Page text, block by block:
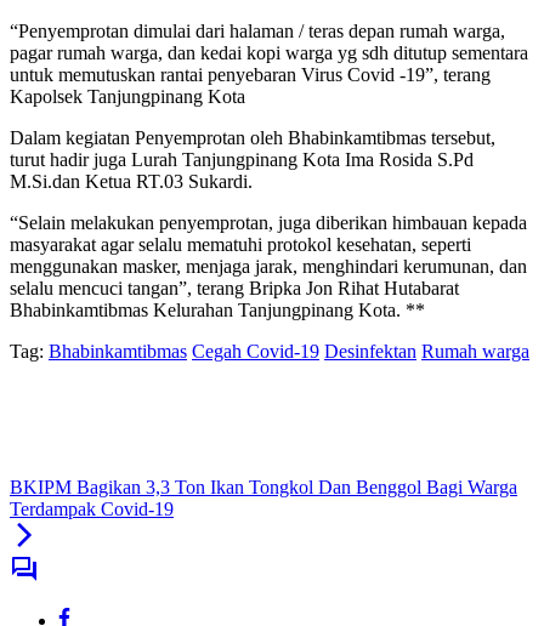
“Penyemprotan dimulai dari halaman / teras depan rumah warga,
pagar rumah warga, dan kedai kopi warga yg sdh ditutup sementara
untuk memutuskan rantai penyebaran Virus Covid -19”, terang
Kapolsek Tanjungpinang Kota
Dalam kegiatan Penyemprotan oleh Bhabinkamtibmas tersebut,
turut hadir juga Lurah Tanjungpinang Kota Ima Rosida S.Pd
M.Si.dan Ketua RT.03 Sukardi.
“Selain melakukan penyemprotan, juga diberikan himbauan kepada
masyarakat agar selalu mematuhi protokol kesehatan, seperti
menggunakan masker, menjaga jarak, menghindari kerumunan, dan
selalu mencuci tangan”, terang Bripka Jon Rihat Hutabarat
Bhabinkamtibmas Kelurahan Tanjungpinang Kota. **
Tag: Bhabinkamtibmas Cegah Covid-19 Desinfektan Rumah warga
BKIPM Bagikan 3,3 Ton Ikan Tongkol Dan Benggol Bagi Warga
Terdampak Covid-19